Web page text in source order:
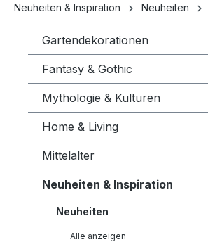
Neuheiten & Inspiration Neuheiten
Gartendekorationen
Fantasy & Gothic
Mythologie & Kulturen
Home & Living
Mittelalter
Neuheiten & Inspiration
Neuheiten
Alle anzeigen